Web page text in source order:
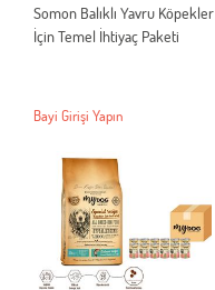
Somon Balıklı Yavru Köpekler
İçin Temel İhtiyaç Paketi
Bayi Girişi Yapın